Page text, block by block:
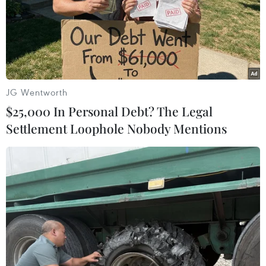
Sợi lanh thô mộc sau khi được se, thể hiện sự công phu và bền
bỉ của nghề dệt thủ công truyền thống. (Ảnh: Lan Anh/TTXVN
phát)
Mọi thứ bắt đầu từ việc trồng cây lanh trên
những vùng nương riêng. Sau khi thu hoạch,
thân lanh được đem ngâm nước rồi tách lấy
phần xơ bên trong. Công đoạn này đòi hỏi sự
khéo léo để giữ được những sợi lanh dài và đều.
Những sợi lanh sau đó được nối bằng tay thành
sợi dài rồi cuộn lại thành từng bó. Trước khi
đưa vào dệt, người dân tiếp tục hấp hoặc luộc
để làm mềm sợi. Chỉ khi đạt độ mềm và độ dai
phù hợp, sợi mới được đưa lên khung cửi.
JG Wentworth
$25,000 In Personal Debt? The Legal
Settlement Loophole Nobody Mentions